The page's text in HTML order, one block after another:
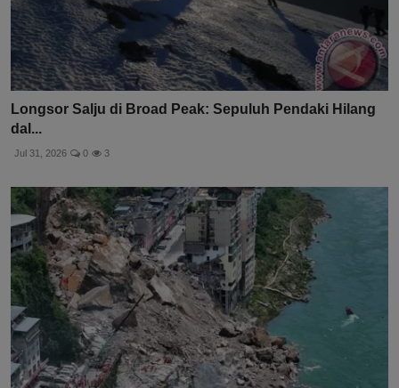
Longsor Salju di Broad Peak: Sepuluh Pendaki Hilang
dal...
Jul 31, 2026 0 3